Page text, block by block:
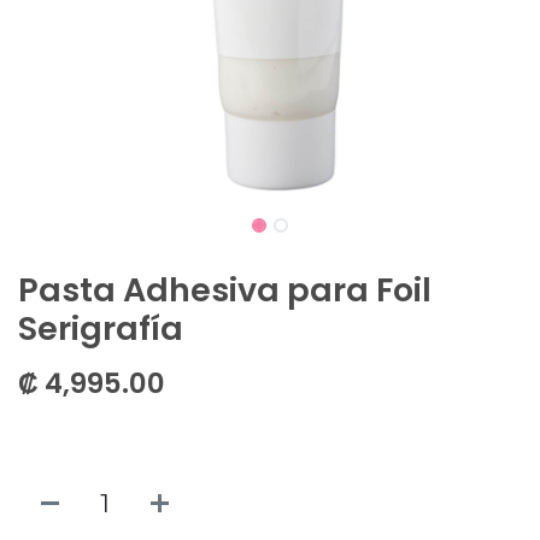
Pasta Adhesiva para Foil
Serigrafía
₡ 4,995.00